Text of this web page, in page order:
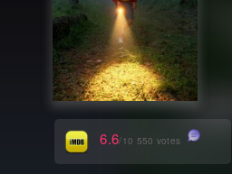
6.6/10 550 votes